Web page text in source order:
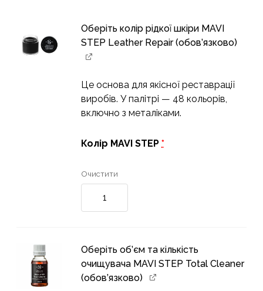
ціна:
538 грн.
ціна:
512
Оберіть колір рідкої шкіри MAVI
STEP Leather Repair (обов’язково)
Це основа для якісної реставрації
виробів. У палітрі — 48 кольорів,
включно з металіками.
Колір MAVI STEP*
Очистити
шкіра
Leather
Repair
кількість
Оберіть об’єм та кількість
очищувача MAVI STEP Total Cleaner
(обов’язково)